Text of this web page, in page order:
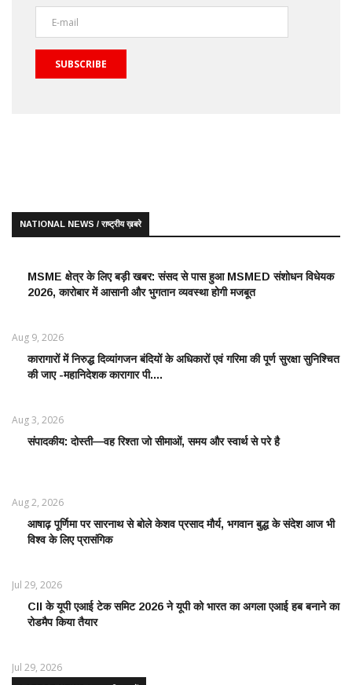
SUBSCRIBE
NATIONAL NEWS / राष्ट्रीय ख़बरे
MSME क्षेत्र के लिए बड़ी खबर: संसद से पास हुआ MSMED संशोधन विधेयक
2026, कारोबार में आसानी और भुगतान व्यवस्था होगी मजबूत
Aug 9, 2026
कारागारों में निरुद्ध दिव्यांगजन बंदियों के अधिकारों एवं गरिमा की पूर्ण सुरक्षा सुनिश्चित
की जाए -महानिदेशक कारागार पी....
Aug 3, 2026
संपादकीय: दोस्ती—वह रिश्ता जो सीमाओं, समय और स्वार्थ से परे है
Aug 2, 2026
आषाढ़ पूर्णिमा पर सारनाथ से बोले केशव प्रसाद मौर्य, भगवान बुद्ध के संदेश आज भी
विश्व के लिए प्रासंगिक
Jul 29, 2026
CII के यूपी एआई टेक समिट 2026 ने यूपी को भारत का अगला एआई हब बनाने का
रोडमैप किया तैयार
Jul 29, 2026